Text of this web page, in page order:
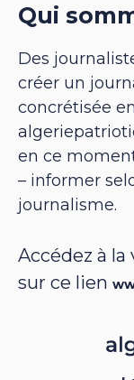
Qui
Des
créer un
concrétisée
en ce
– informer
journalisme.
Accédez à
sur ce lien